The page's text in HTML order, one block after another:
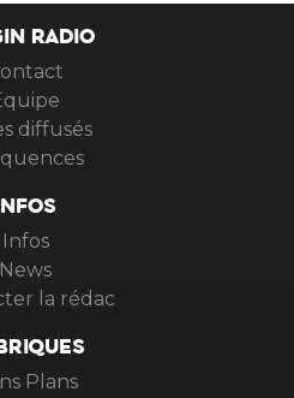
RADIO
diffusés
Infos
News
la rédac
Plans